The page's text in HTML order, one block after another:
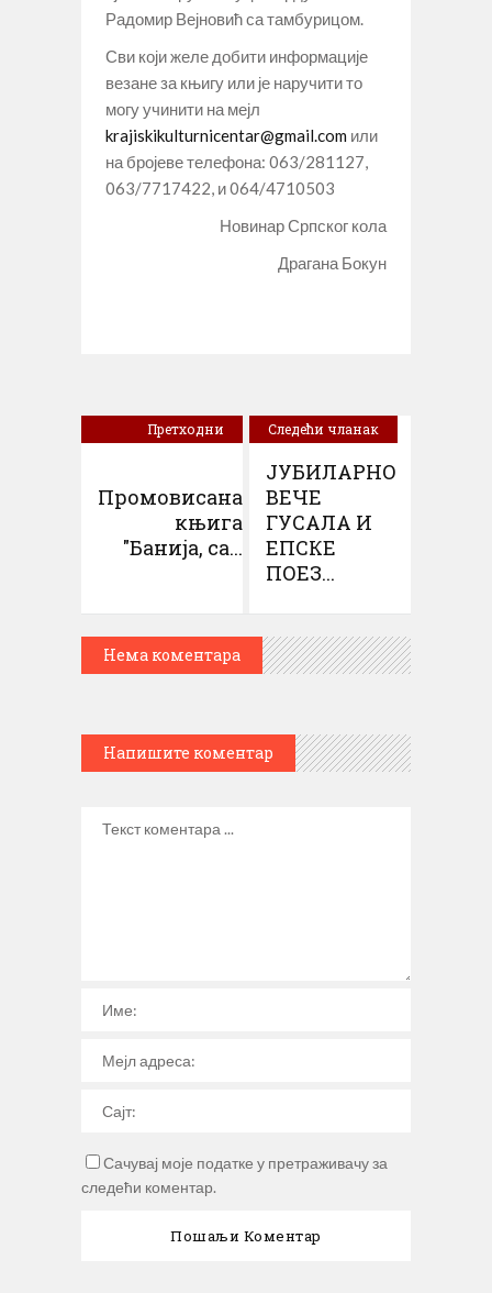
Радомир Вејновић са тамбурицом.
Сви који желе добити информације
везане за књигу или је наручити то
могу учинити на мејл
krajiskikulturnicentar@gmail.com или
на бројеве телефона: 063/281127,
063/7717422, и 064/4710503
Новинар Српског кола
Драгана Бокун
Претходни
Промовисана
књига
"Банија, са...
Следећи чланак
ЈУБИЛАРНО
ВЕЧЕ
ГУСАЛА И
ЕПСКЕ
ПОЕЗ...
Нема коментара
Напишите коментар
Сачувај моје податке у претраживачу за
следећи коментар.